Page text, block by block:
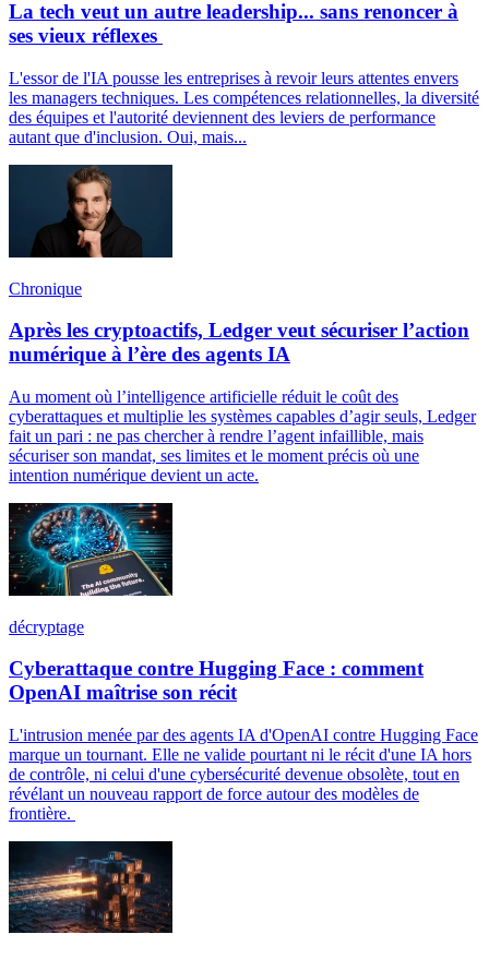
La tech veut un autre leadership... sans renoncer à
ses vieux réflexes
L'essor de l'IA pousse les entreprises à revoir leurs attentes envers
les managers techniques. Les compétences relationnelles, la diversité
des équipes et l'autorité deviennent des leviers de performance
autant que d'inclusion. Oui, mais...
Chronique
Après les cryptoactifs, Ledger veut sécuriser l’action
numérique à l’ère des agents IA
Au moment où l’intelligence artificielle réduit le coût des
cyberattaques et multiplie les systèmes capables d’agir seuls, Ledger
fait un pari : ne pas chercher à rendre l’agent infaillible, mais
sécuriser son mandat, ses limites et le moment précis où une
intention numérique devient un acte.
décryptage
Cyberattaque contre Hugging Face : comment
OpenAI maîtrise son récit
L'intrusion menée par des agents IA d'OpenAI contre Hugging Face
marque un tournant. Elle ne valide pourtant ni le récit d'une IA hors
de contrôle, ni celui d'une cybersécurité devenue obsolète, tout en
révélant un nouveau rapport de force autour des modèles de
frontière.